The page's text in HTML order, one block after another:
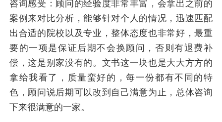
咨询感受：顾问的经验度非常丰富，会拿出之前的
案例来对比分析，能够针对个人的情况，迅速匹配
出合适的院校以及专业，整体态度也非常好，最重
要的一项是保证后期不会换顾问，否则有退费补
偿，这是别家没有的。文书这一块也是大大方方的
拿给我看了，质量蛮好的，每一份都有不同的特
色，顾问说后期可以改到自己满意为止，总体咨询
下来很满意的一家。